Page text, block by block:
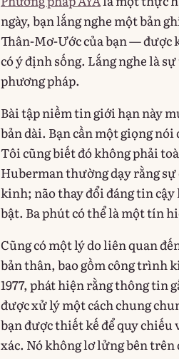
ngày, bạn lắng nghe một bản
Thân-Mơ-Ước của bạn — được
có ý định sống. Lắng nghe là
phương pháp.
Bài tập niềm tin giới hạn này
bản dài. Bạn cần một giọng
Tôi cũng biết đó không phải
Huberman thường dạy rằng
kinh; não thay đổi đáng tin
bật. Ba phút có thể là một tín
Cũng có một lý do liên quan
bản thân, bao gồm công trình
1977, phát hiện rằng thông tin
được xử lý một cách chung
bạn được thiết kế để quy
xác. Nó không lơ lửng bên trên